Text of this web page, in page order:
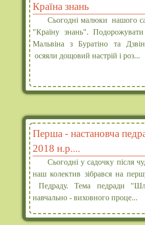
Країна знань
Сьогодні малюки нашого
"Країну знань".
Мальвіна з Буратіно та
осяяли дощовий настрій і роз...
Перша - настановча
2018 н.р....
Сьогодні у садочку після
наш колектив зібрався на
Педраду. Тема педради
навчально - виховного проце...